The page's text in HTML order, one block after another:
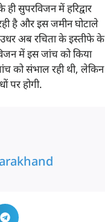
सुपरविजन में हरिद्वार
है और इस जमीन घोटाले
उधर अब रचिता के इस्तीफे के
में इस जांच को किया
को संभाल रही थी, लेकिन
पर होगी.